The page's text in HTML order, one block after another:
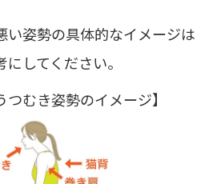
い姿勢の具体的なイメージは
してください。
つむき姿勢のイメージ】